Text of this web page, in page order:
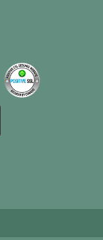
και
ενζύμων
το